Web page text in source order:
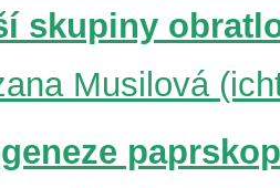
skupiny
Musilová